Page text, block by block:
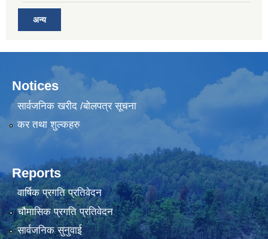
अन्य
Notices
सार्वजनिक खरीद /बोलपत्र सूचना
कर तथा शुल्कहरु
Reports
वार्षिक प्रगति प्रतिवेदन
चौमासिक प्रगति प्रतिवेदन
सार्वजनिक सुनुवाई